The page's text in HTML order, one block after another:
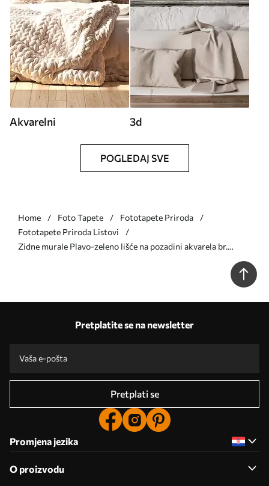
Akvarelni 3d
POGLEDAJ SVE
Home Foto Tapete
Fototapete Priroda
Fototapete Priroda Listovi
Zidne murale Plavo-zeleno lišće na pozadini akvarela br.
Pretplatite se na newsletter
Pretplati se
Promjena jezika
O proizvodu